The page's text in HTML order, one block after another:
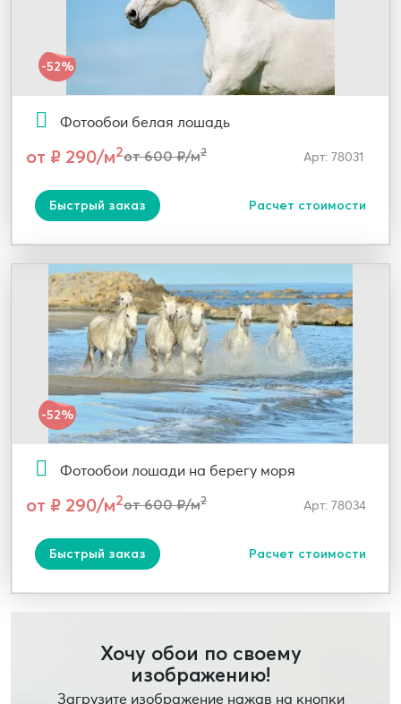
-52%
Фотообои белая лошадь
от ₽ 290/м2от 600 ₽/м2 Арт: 78031
Быстрый заказ Расчет стоимости
-52%
Фотообои лошади на берегу моря
от ₽ 290/м2от 600 ₽/м2 Арт: 78034
Быстрый заказ Расчет стоимости
Хочу обои по своему
изображению!
Загрузите изображение нажав на кнопки